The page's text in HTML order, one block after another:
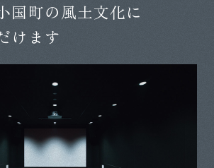
国町の風土文化に
けます